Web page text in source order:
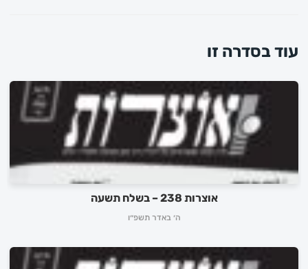
עוד בסדרה זו
אוצרות 238 – בשלח תשעה
ה׳ באדר תשפ״ו